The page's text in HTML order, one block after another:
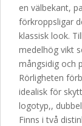
en välbekant,
förkroppsligar
klassisk look.
medelhög vikt
mångsidig och
Rörligheten
idealisk för
logotyp,,
Finns i två